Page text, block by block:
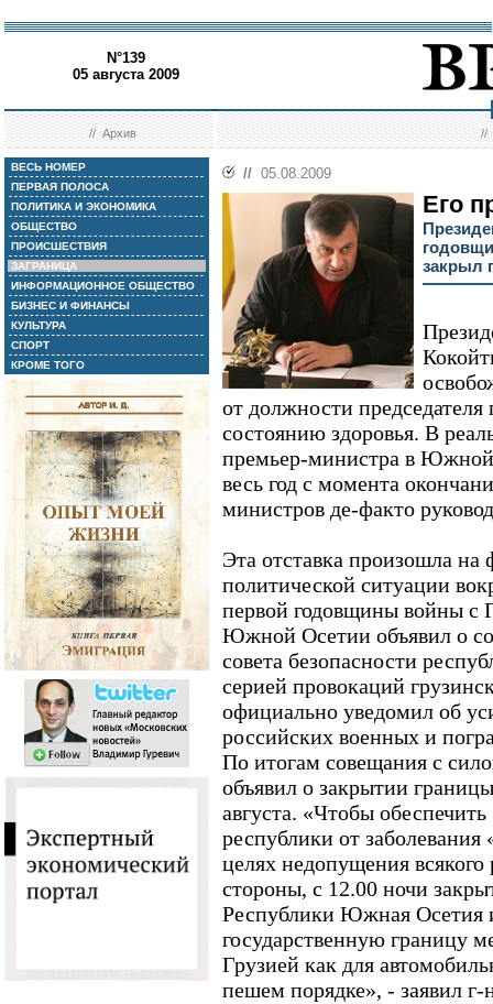
N°139
05 августа 2009
//Архив //
ВЕСЬ НОМЕР
ПЕРВАЯ ПОЛОСА
ПОЛИТИКА И ЭКОНОМИКА
ОБЩЕСТВО
ПРОИСШЕСТВИЯ
ЗАГРАНИЦА
ИНФОРМАЦИОННОЕ ОБЩЕСТВО
БИЗНЕС И ФИНАНСЫ
КУЛЬТУРА
СПОРТ
КРОМЕ ТОГО
// 05.08.2009
Его
закрыл
от должности председателя
состоянию здоровья. В
премьер-министра в
весь год с момента
министров де-факто
Эта отставка произошла на
политической ситуации
первой годовщины войны с
Южной Осетии объявил о
совета безопасности
серией провокаций
официально уведомил об
российских военных и
По итогам совещания с
объявил о закрытии
августа. «Чтобы
республики от
целях недопущения
стороны, с 12.00 ночи
Республики Южная Осетия
государственную
Грузией как для
пешем порядке», - заявил